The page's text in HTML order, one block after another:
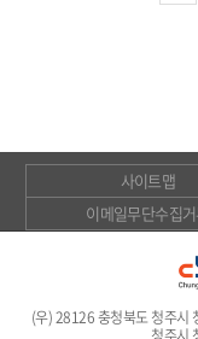
사이트맵
이메일무단수집
(우) 28126 충청북도 청주시